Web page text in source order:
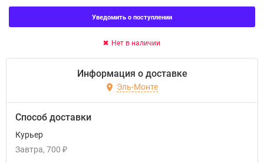
Уведомить о поступлении
Нет в наличии
Информация о доставке
Эль-Монте
Способ доставки
Курьер
Завтра 700 ₽